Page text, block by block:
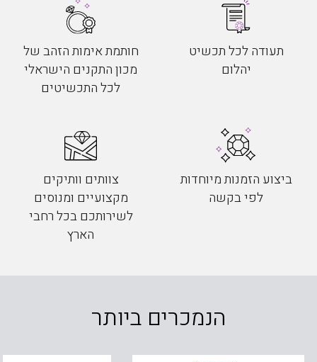
תעודה לכל תכשיט
יהלום
חותמת אימות הזהב של
מכון התקנים הישראלי
לכל התכשיטים
ביצוע הזמנות מיוחדות
לפי בקשה
צוותים וותיקים
מקצועיים ומנוסים
לשירותכם בכל רחבי
הארץ
הנמכרים ביותר